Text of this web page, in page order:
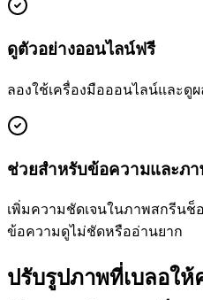
ดูตัวอย่างออนไลน์ฟรี
ลองใช้เครื่องมือออนไลน์และดู
ช่วยสำหรับข้อความและภ
เพิ่มความชัดเจนในภาพสกรีนช็
ข้อความดูไม่ชัดหรืออ่านยาก
ปรับรูปภาพที่เบลอใ